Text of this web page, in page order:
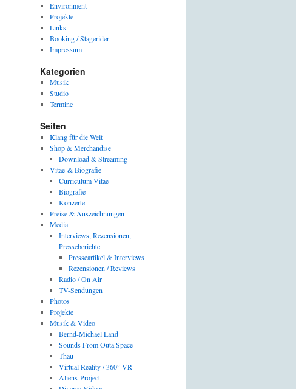
Environment
Projekte
Links
Booking / Stagerider
Impressum
Kategorien
Musik
Studio
Termine
Seiten
Klang für die Welt
Shop & Merchandise
Download & Streaming
Vitae & Biografie
Curriculum Vitae
Biografie
Konzerte
Preise & Auszeichnungen
Media
Interviews, Rezensionen,
Presseberichte
Presseartikel & Interviews
Rezensionen / Reviews
Radio / On Air
TV-Sendungen
Photos
Projekte
Musik & Video
Bernd-Michael Land
Sounds From Outa Space
Thau
Virtual Reality / 360° VR
Aliens-Project